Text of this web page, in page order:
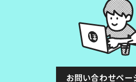
お問い合わせペー